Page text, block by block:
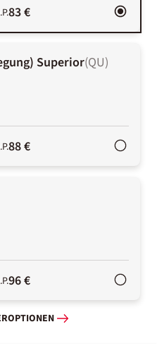
83 €
Superior(QU)
88 €
96 €